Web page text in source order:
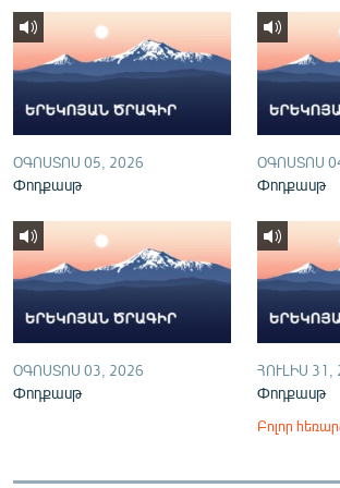
English
Русский
ՀԵՏԵՎԵՔ ՄԵԶ
«Ազատության» բոլոր կայքերը
ՕԳՈՍՏՈՍ 05, 2026
Փոդքասթ
ՕԳՈՍՏՈՍ
Փոդքասթ
ՕԳՈՍՏՈՍ 03, 2026
Փոդքասթ
ՀՈՒԼԻՍ 31,
Փոդքասթ
Բոլոր